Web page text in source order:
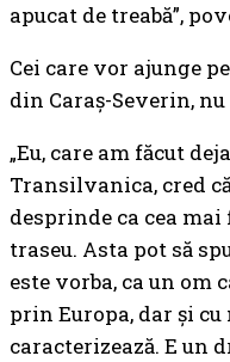
apucat de treabă”,
Cei care vor ajunge
din Caraș-Severin,
„Eu, care am făcut
Transilvanica, cred
desprinde ca cea
traseu. Asta pot să
este vorba, ca un om
prin Europa, dar și
caracterizează. E un